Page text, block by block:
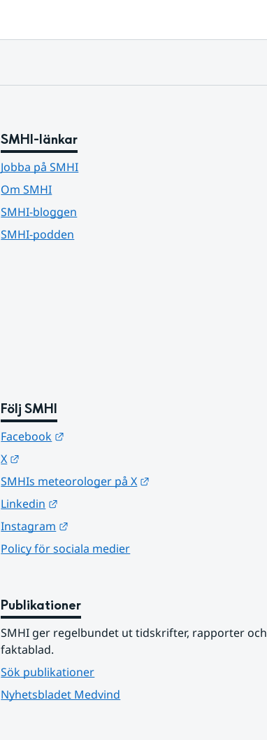
SMHI-länkar
Jobba på SMHI
Om SMHI
SMHI-bloggen
SMHI-podden
Följ SMHI
Facebook
X
SMHIs meteorologer på X
Linkedin
Instagram
Policy för sociala medier
Publikationer
SMHI ger regelbundet ut tidskrifter, rapporter och
faktablad.
Sök publikationer
Nyhetsbladet Medvind